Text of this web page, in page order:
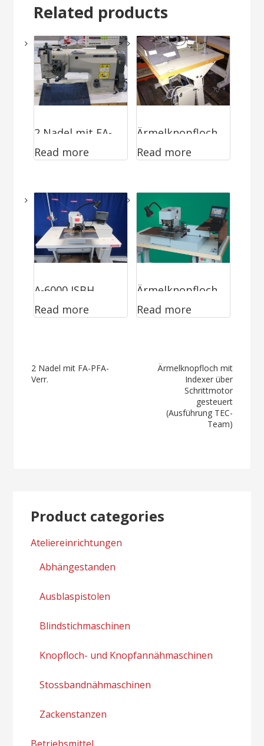
Related products
2 Nadel mit FA-
PFA-Verr.
Read more
Ärmelknopfloch
mit Indexer
Schrittmotor
gesteuert
(Ausführung
TEC-Team)
Read more
A-6000 ISBH
Read more
Ärmelknopfloch
maschine
Read more
Post
2 Nadel mit FA-PFA-
Verr.
Ärmelknopfloch mit
Indexer über
Schrittmotor
gesteuert
(Ausführung TEC-
Team)
Product categories
Ateliereinrichtungen
Abhängestanden
Ausblaspistolen
Blindstichmaschinen
Knopfloch- und Knopfannähmaschinen
Stossbandnähmaschinen
Zackenstanzen
Betriebsmittel